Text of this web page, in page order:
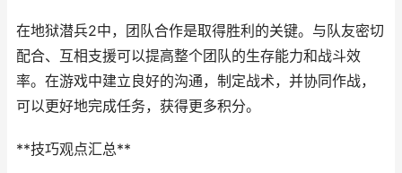
在地狱潜兵2中，团队合作是取得胜利的关键。与队友密切
配合、互相支援可以提高整个团队的生存能力和战斗效
率。在游戏中建立良好的沟通，制定战术，并协同作战，
可以更好地完成任务，获得更多积分。
**技巧观点汇总**